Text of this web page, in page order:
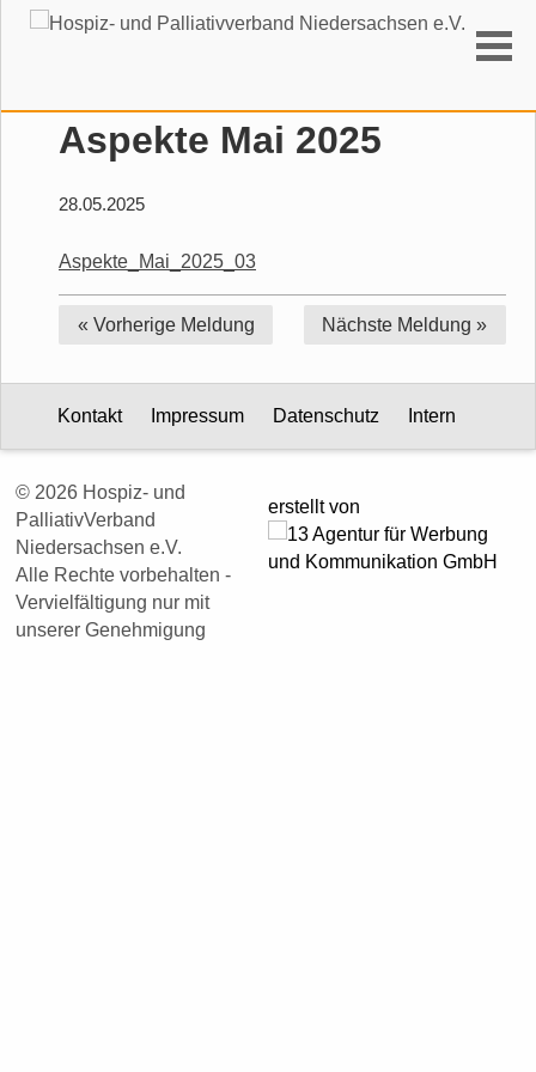
Suchen
Aspekte Mai 2025
28.05.2025
Aspekte_Mai_2025_03
« Vorherige Meldung Nächste Meldung »
Kontakt Impressum Datenschutz Intern
© 2026 Hospiz- und
PalliativVerband
Niedersachsen e.V.
Alle Rechte vorbehalten -
Vervielfältigung nur mit
unserer Genehmigung
erstellt von